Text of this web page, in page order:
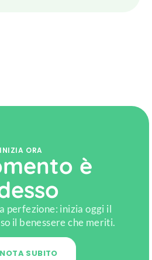
INIZIA ORA
è
perfezione: inizia oggi il
il benessere che meriti.
SUBITO